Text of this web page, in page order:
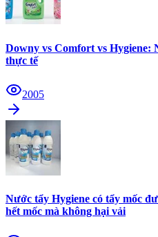
Downy vs Comfort vs Hygiene:
thực tế
2005
Nước tẩy Hygiene có tẩy mốc
hết mốc mà không hại vải